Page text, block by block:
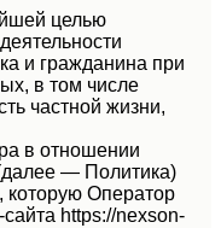
целью
и гражданина при
в том числе
частной жизни,
в отношении
— Политика)
которую Оператор
https://nexson-